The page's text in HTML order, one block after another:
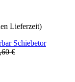
Lieferzeit)
Schiebetor
€